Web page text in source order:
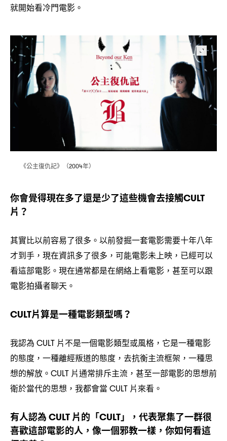
就開始看冷門電影。
《公主復仇記》 （2004年）
你會覺得現在多了還是少了這些機會去接觸CULT
片 ？
其實比以前容易了很多。以前發掘一套電影需要十年八年
才到手 ， 現在資訊多了很多 ， 可能電影未上映 ， 已經可以
看這部電影。現在通常都是在網絡上看電影 ， 甚至可以跟
電影拍攝者聊天。
CULT片算是一種電影類型嗎？
我認為 CULT 片不是一個電影類型或風格 ， 它是一種電影
的態度 ， 一種離經叛道的態度 ， 去抗衡主流框架 ， 一種思
想的解放。 CULT 片通常排斥主流 ， 甚至一部電影的思想前
衛於當代的思想 ， 我都會當 CULT 片來看。
有人認為CULT片的「CULT」 ， 代表聚集了一群很
喜歡這部電影的人 ， 像一個邪教一樣 ， 你如何看這